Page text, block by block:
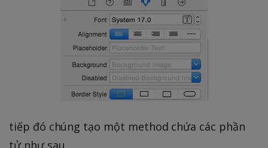
tiếp đó chúng tạo một method chứa các phần